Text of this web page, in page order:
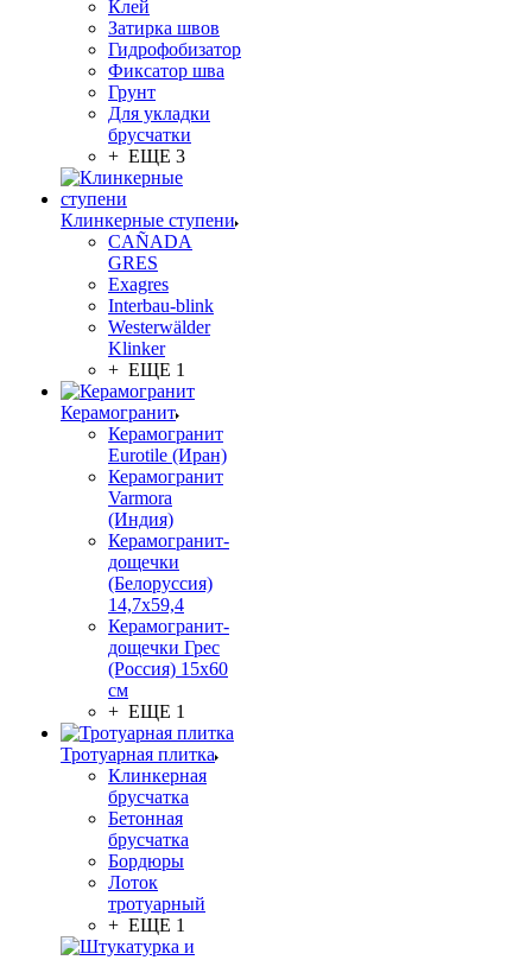
Клей
Затирка швов
Гидрофобизатор
Фиксатор шва
Грунт
Для укладки
брусчатки
+ ЕЩЕ 3
Клинкерные ступени
CAÑADA
GRES
Exagres
Interbau-blink
Westerwälder
Klinker
+ ЕЩЕ 1
Керамогранит
Керамогранит
Eurotile (Иран)
Керамогранит
Varmora
(Индия)
Керамогранит-
дощечки
(Белоруссия)
14,7x59,4
Керамогранит-
дощечки Грес
(Россия) 15х60
см
+ ЕЩЕ 1
Тротуарная плитка
Клинкерная
брусчатка
Бетонная
брусчатка
Бордюры
Лоток
тротуарный
+ ЕЩЕ 1